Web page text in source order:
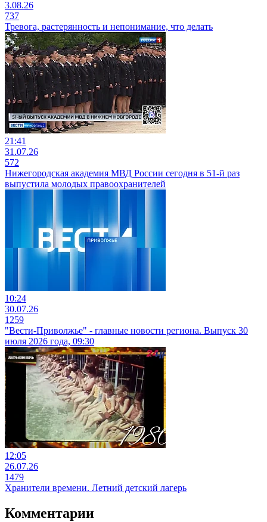
3.08.26
737
Тревога, растерянность и непонимание, что делать
21:41
31.07.26
572
Нижегородская академия МВД России сегодня в 51-й раз
выпустила молодых правоохранителей
10:24
30.07.26
1259
"Вести-Приволжье" - главные новости региона. Выпуск 30
июля 2026 года, 09:30
12:05
26.07.26
1479
Хранители времени. Летний детский лагерь
Комментарии